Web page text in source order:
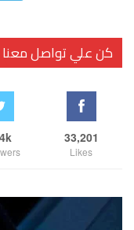
كن علي تواصل معنا
33,201
Likes